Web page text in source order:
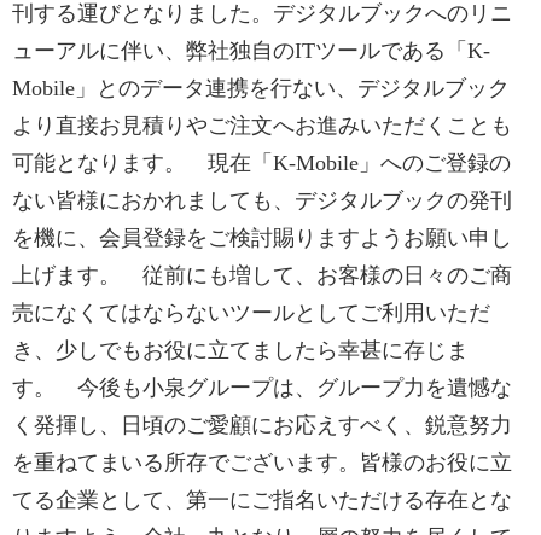
刊する運びとなりました。デジタルブックへのリニ
ューアルに伴い、弊社独自のITツールである「K-
Mobile」とのデータ連携を行ない、デジタルブック
より直接お見積りやご注文へお進みいただくことも
可能となります。 現在「K-Mobile」へのご登録の
ない皆様におかれましても、デジタルブックの発刊
を機に、会員登録をご検討賜りますようお願い申し
上げます。 従前にも増して、お客様の日々のご商
売になくてはならないツールとしてご利用いただ
き、少しでもお役に立てましたら幸甚に存じま
す。 今後も小泉グループは、グループ力を遺憾な
く発揮し、日頃のご愛顧にお応えすべく、鋭意努力
を重ねてまいる所存でございます。皆様のお役に立
てる企業として、第一にご指名いただける存在とな